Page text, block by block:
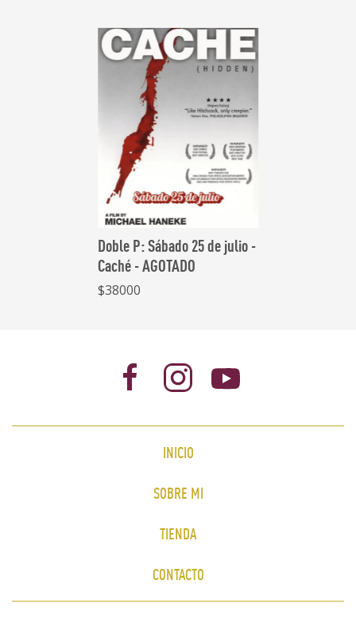
MÁS
Doble P: Sábado 25 de julio -
Caché - AGOTADO
$38000
INICIO
SOBRE MI
TIENDA
CONTACTO